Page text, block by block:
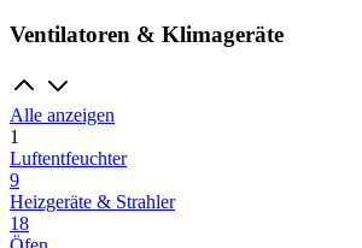
Ventilatoren & Klimageräte
Alle anzeigen
1
Luftentfeuchter
9
Heizgeräte & Strahler
18